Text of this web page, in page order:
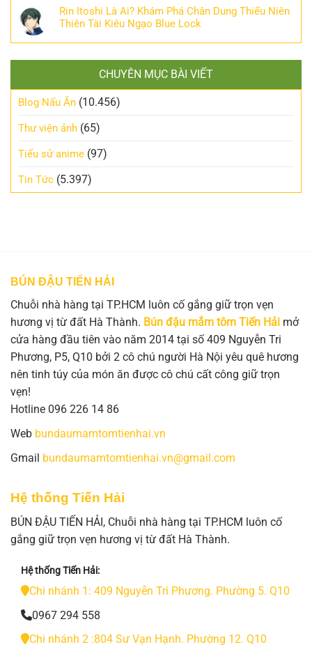
Rin Itoshi Là Ai? Khám Phá Chân Dung Thiếu Niên
Thiên Tài Kiêu Ngạo Blue Lock
CHUYÊN MỤC BÀI VIẾT
Blog Nấu Ăn (10.456)
Thư viện ảnh (65)
Tiểu sử anime (97)
Tin Tức (5.397)
BÚN ĐẬU TIẾN HẢI
Chuỗi nhà hàng tại TP.HCM luôn cố gắng giữ trọn vẹn
hương vị từ đất Hà Thành. Bún đậu mắm tôm Tiến Hải mở
cửa hàng đầu tiên vào năm 2014 tại số 409 Nguyễn Tri
Phương, P5, Q10 bởi 2 cô chú người Hà Nội yêu quê hương
nên tinh túy của món ăn được cô chú cất công giữ trọn
vẹn!
Hotline 096 226 14 86
Web bundaumamtomtienhai.vn
Gmail bundaumamtomtienhai.vn@gmail.com
Hệ thống Tiến Hải
BÚN ĐẬU TIẾN HẢI, Chuỗi nhà hàng tại TP.HCM luôn cố
gắng giữ trọn vẹn hương vị từ đất Hà Thành.
Hệ thống Tiến Hải:
Chi nhánh 1: 409 Nguyễn Tri Phương. Phường 5. Q10
0967 294 558
Chi nhánh 2 :804 Sư Vạn Hạnh. Phường 12. Q10